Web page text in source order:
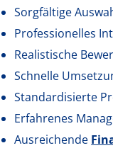
Sorgfältige
Professionelles
Realistische
Schnelle
Standardisierte
Erfahrenes
Ausreichende